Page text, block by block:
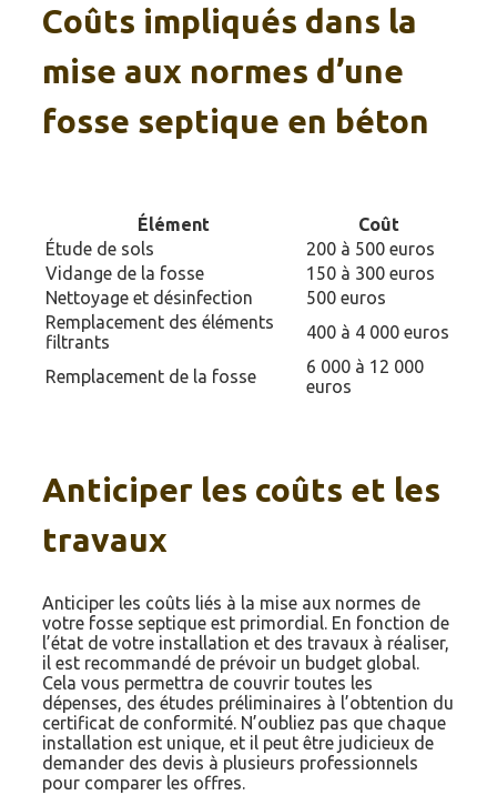
Coûts impliqués dans la
mise aux normes d’une
fosse septique en béton
Élément
Coût
Étude de sols
200 à 500 euros
Vidange de la fosse
150 à 300 euros
Nettoyage et désinfection
500 euros
Remplacement des éléments
filtrants
400 à 4 000 euros
Remplacement de la fosse
6 000 à 12 000
euros
Anticiper les coûts et les
travaux
Anticiper les coûts liés à la mise aux normes de
votre fosse septique est primordial. En fonction de
l’état de votre installation et des travaux à réaliser,
il est recommandé de prévoir un budget global.
Cela vous permettra de couvrir toutes les
dépenses, des études préliminaires à l’obtention du
certificat de conformité. N’oubliez pas que chaque
installation est unique, et il peut être judicieux de
demander des devis à plusieurs professionnels
pour comparer les offres.